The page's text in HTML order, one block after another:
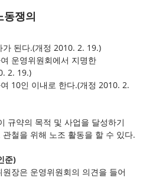
동쟁의
된다.(개정 2010. 2. 19.)
운영위원회에서 지명한
2. 19.)
10인 이내로 한다.(개정 2010. 2.
규약의 목적 및 사업을 달성하기
철을 위해 노조 활동을 할 수 있다.
준)
장은 운영위원회의 의견을 들어